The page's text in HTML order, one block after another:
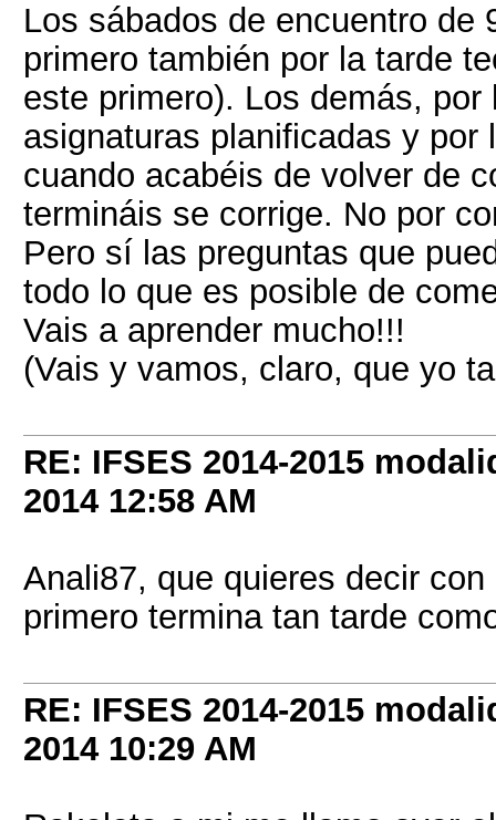
Los sábados de encuentro
primero también por la tarde
este primero). Los demás,
asignaturas planificadas y
cuando acabéis de volver de
termináis se corrige. No por
Pero sí las preguntas que
todo lo que es posible de
Vais a aprender mucho!!!
(Vais y vamos, claro, que yo
RE: IFSES 2014-2015
2014 12:58 AM
Anali87, que quieres decir
primero termina tan tarde
RE: IFSES 2014-2015
2014 10:29 AM